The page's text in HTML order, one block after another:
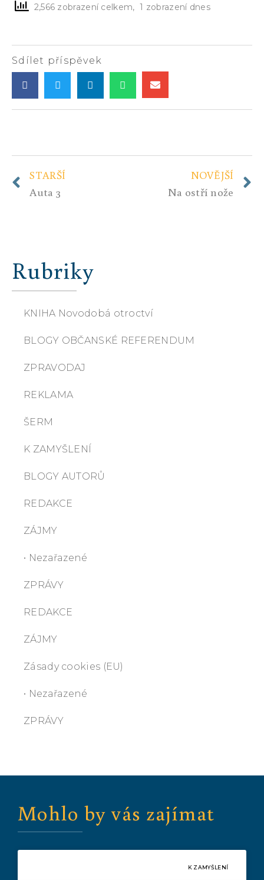
2,566 zobrazení celkem, 1 zobrazení dnes
Sdílet příspěvek
STARŠÍ
Auta 3
NOVĚJŠÍ
Na ostří nože
Rubriky
KNIHA Novodobá otroctví
BLOGY OBČANSKÉ REFERENDUM
ZPRAVODAJ
REKLAMA
ŠERM
K ZAMYŠLENÍ
BLOGY AUTORŮ
REDAKCE
ZÁJMY
• Nezařazené
ZPRÁVY
REDAKCE
ZÁJMY
Zásady cookies (EU)
• Nezařazené
ZPRÁVY
Mohlo by vás zajímat
K ZAMYŠLENÍ